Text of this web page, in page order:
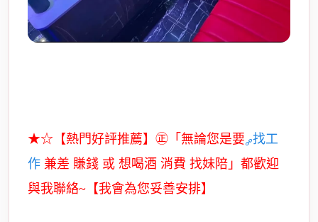
★☆【熱門好評推薦】㊣「無論您是要 找工
作 兼差 賺錢 或 想喝酒 消費 找妹陪」都歡迎
與我聯絡~【我會為您妥善安排】